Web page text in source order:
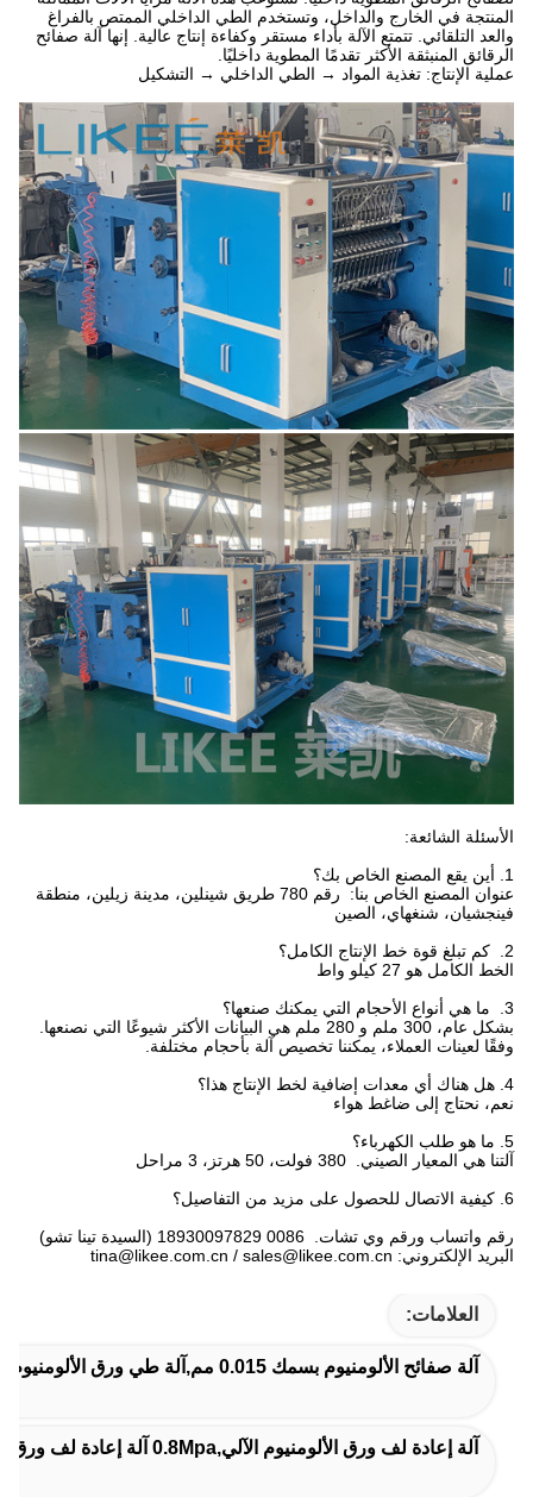
المنتجة في الخارج والداخل، وتستخدم الطي الداخلي الممتص بالفراغ
والعد التلقائي. تتمتع الآلة بأداء مستقر وكفاءة إنتاج عالية. إنها آلة صفائح
الرقائق المنبثقة الأكثر تقدمًا المطوية داخليًا.
عملية الإنتاج: تغذية المواد → الطي الداخلي → التشكيل
الأسئلة الشائعة:
عنوان المصنع الخاص بنا: رقم 780 طريق شينلين، مدينة زيلين، منطقة
فينجشيان، شنغهاي، الصين
الخط الكامل هو 27 كيلو واط
بشكل عام، 300 ملم و 280 ملم هي البيانات الأكثر شيوعًا التي نصنعها.
وفقًا لعينات العملاء، يمكننا تخصيص آلة بأحجام مختلفة.
4. هل هناك أي معدات إضافية لخط الإنتاج هذا؟
نعم، نحتاج إلى ضاغط هواء
5. ما هو طلب الكهرباء؟
آلتنا هي المعيار الصيني. 380 فولت، 50 هرتز، 3 مراحل
6. كيفية الاتصال للحصول على مزيد من التفاصيل؟
رقم واتساب ورقم وي تشات. 0086 18930097829 (السيدة تينا تشو)
البريد الإلكتروني: tina@likee.com.cn / sales@likee.com.cn
العلامات:
آلة صفائح الألومنيوم بسمك 0.015 مم,آلة طي ورق الألومنيوم الصادرة,0.015 ملم آلة ورق الألومنيوم
آلة إعادة لف ورق الألومنيوم الآلي,0.8Mpa آلة إعادة لف ورق الألومنيوم,0.8Mpa آلة إعادة لف ورق الألومنيوم